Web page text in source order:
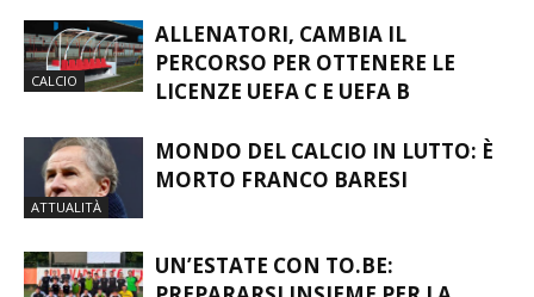
CALCIO
ALLENATORI, CAMBIA IL
PERCORSO PER OTTENERE LE
LICENZE UEFA C E UEFA B
ATTUALITÀ
MONDO DEL CALCIO IN LUTTO: È
MORTO FRANCO BARESI
UN’ESTATE CON TO.BE: